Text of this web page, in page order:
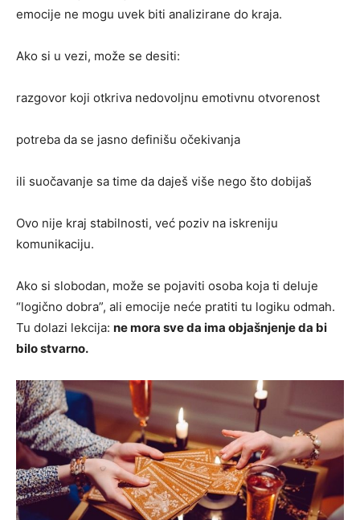
emocije ne mogu uvek biti analizirane do kraja.
Ako si u vezi, može se desiti:
razgovor koji otkriva nedovoljnu emotivnu otvorenost
potreba da se jasno definišu očekivanja
ili suočavanje sa time da daješ više nego što dobijaš
Ovo nije kraj stabilnosti, već poziv na iskreniju
komunikaciju.
Ako si slobodan, može se pojaviti osoba koja ti deluje
“logično dobra”, ali emocije neće pratiti tu logiku odmah.
Tu dolazi lekcija: ne mora sve da ima objašnjenje da bi
bilo stvarno.